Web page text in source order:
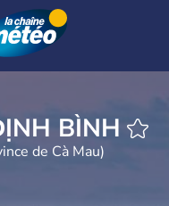
ĐỊNH BÌNH
de Cà Mau)